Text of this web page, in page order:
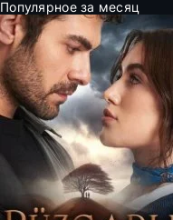
Популярное за месяц